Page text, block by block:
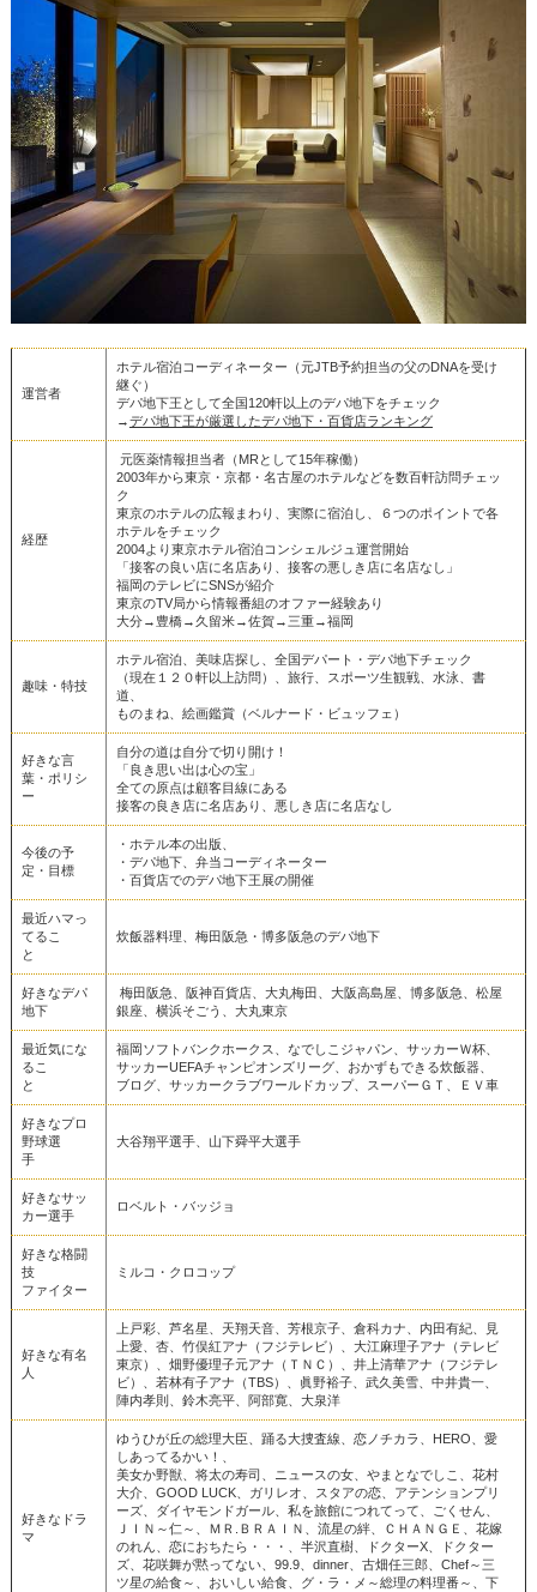
運営者
ホテル宿泊コーディネーター（元JTB予約担当の父のDNAを受け
継ぐ）
デパ地下王として全国120軒以上のデパ地下をチェック
→デパ地下王が厳選したデパ地下・百貨店ランキング
経歴
元医薬情報担当者（MRとして15年稼働）
2003年から東京・京都・名古屋のホテルなどを数百軒訪問チェッ
ク
東京のホテルの広報まわり、実際に宿泊し、６つのポイントで各
ホテルをチェック
2004より東京ホテル宿泊コンシェルジュ運営開始
「接客の良い店に名店あり、接客の悪しき店に名店なし」
福岡のテレビにSNSが紹介
東京のTV局から情報番組のオファー経験あり
大分→豊橋→久留米→佐賀→三重→福岡
趣味・特技
ホテル宿泊、美味店探し、全国デパート・デパ地下チェック
（現在１２０軒以上訪問）、旅行、スポーツ生観戦、水泳、書
道、
ものまね、絵画鑑賞（ベルナード・ビュッフェ）
好きな言
葉・ポリシ
ー
自分の道は自分で切り開け！
「良き思い出は心の宝」
全ての原点は顧客目線にある
接客の良き店に名店あり、悪しき店に名店なし
今後の予
定・目標
・ホテル本の出版、
・デパ地下、弁当コーディネーター
・百貨店でのデパ地下王展の開催
最近ハマっ
てるこ
と
炊飯器料理、梅田阪急・博多阪急のデパ地下
好きなデパ
地下
梅田阪急、阪神百貨店、大丸梅田、大阪高島屋、博多阪急、松屋
銀座、横浜そごう、大丸東京
最近気にな
るこ
と
福岡ソフトバンクホークス、なでしこジャパン、サッカーＷ杯、
サッカーUEFAチャンピオンズリーグ、おかずもできる炊飯器、
ブログ、サッカークラブワールドカップ、スーパーＧＴ、ＥＶ車
好きなプロ
野球選
手
大谷翔平選手、山下舜平大選手
好きなサッ
カー選手
ロベルト・バッジョ
好きな格闘
技
ファイター
ミルコ・クロコップ
好きな有名
人
上戸彩、芦名星、天翔天音、芳根京子、倉科カナ、内田有紀、見
上愛、杏、竹俣紅アナ（フジテレビ）、大江麻理子アナ（テレビ
東京）、畑野優理子元アナ（ＴＮＣ）、井上清華アナ（フジテレ
ビ）、若林有子アナ（TBS）、眞野裕子、武久美雪、中井貴一、
陣内孝則、鈴木亮平、阿部寛、大泉洋
好きなドラ
マ
ゆうひが丘の総理大臣、踊る大捜査線、恋ノチカラ、HERO、愛
しあってるかい！、
美女か野獣、将太の寿司、ニュースの女、やまとなでしこ、花村
大介、GOOD LUCK、ガリレオ、スタアの恋、アテンションプリ
ーズ、ダイヤモンドガール、私を旅館につれてって、ごくせん、
ＪＩＮ～仁～、ＭＲ.ＢＲＡＩＮ、流星の絆、ＣＨＡＮＧＥ、花嫁
のれん、恋におちたら・・・、半沢直樹、ドクターX、ドクター
ズ、花咲舞が黙ってない、99.9、dinner、古畑任三郎、Chef～三
ツ星の給食～、おいしい給食、グ・ラ・メ～総理の料理番～、下